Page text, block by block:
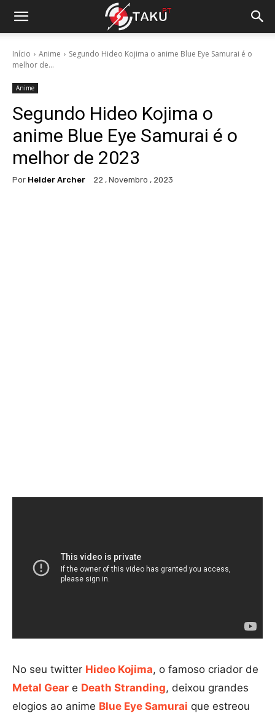
Início Anime
Segundo Hideo Kojima o anime Blue Eye Samurai é o
melhor de...
Anime
Segundo Hideo Kojima o
anime Blue Eye Samurai é o
melhor de 2023
Por Helder Archer 22 , Novembro , 2023
No seu twitter Hideo Kojima, o famoso criador de
Metal Gear e Death Stranding, deixou grandes
elogios ao anime Blue Eye Samurai que estreou